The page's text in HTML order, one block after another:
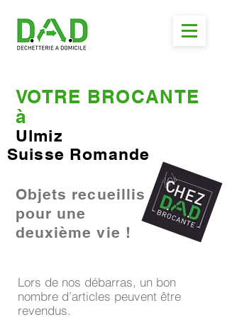
VOTRE BROCANTE
à
Ulmiz
Suisse Romande
Objets recueillis
pour une
deuxième vie !
Lors de nos débarras, un bon
nombre d’articles peuvent être
revendus.